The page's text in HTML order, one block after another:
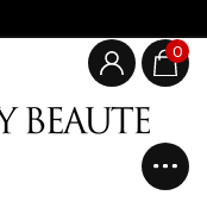
0